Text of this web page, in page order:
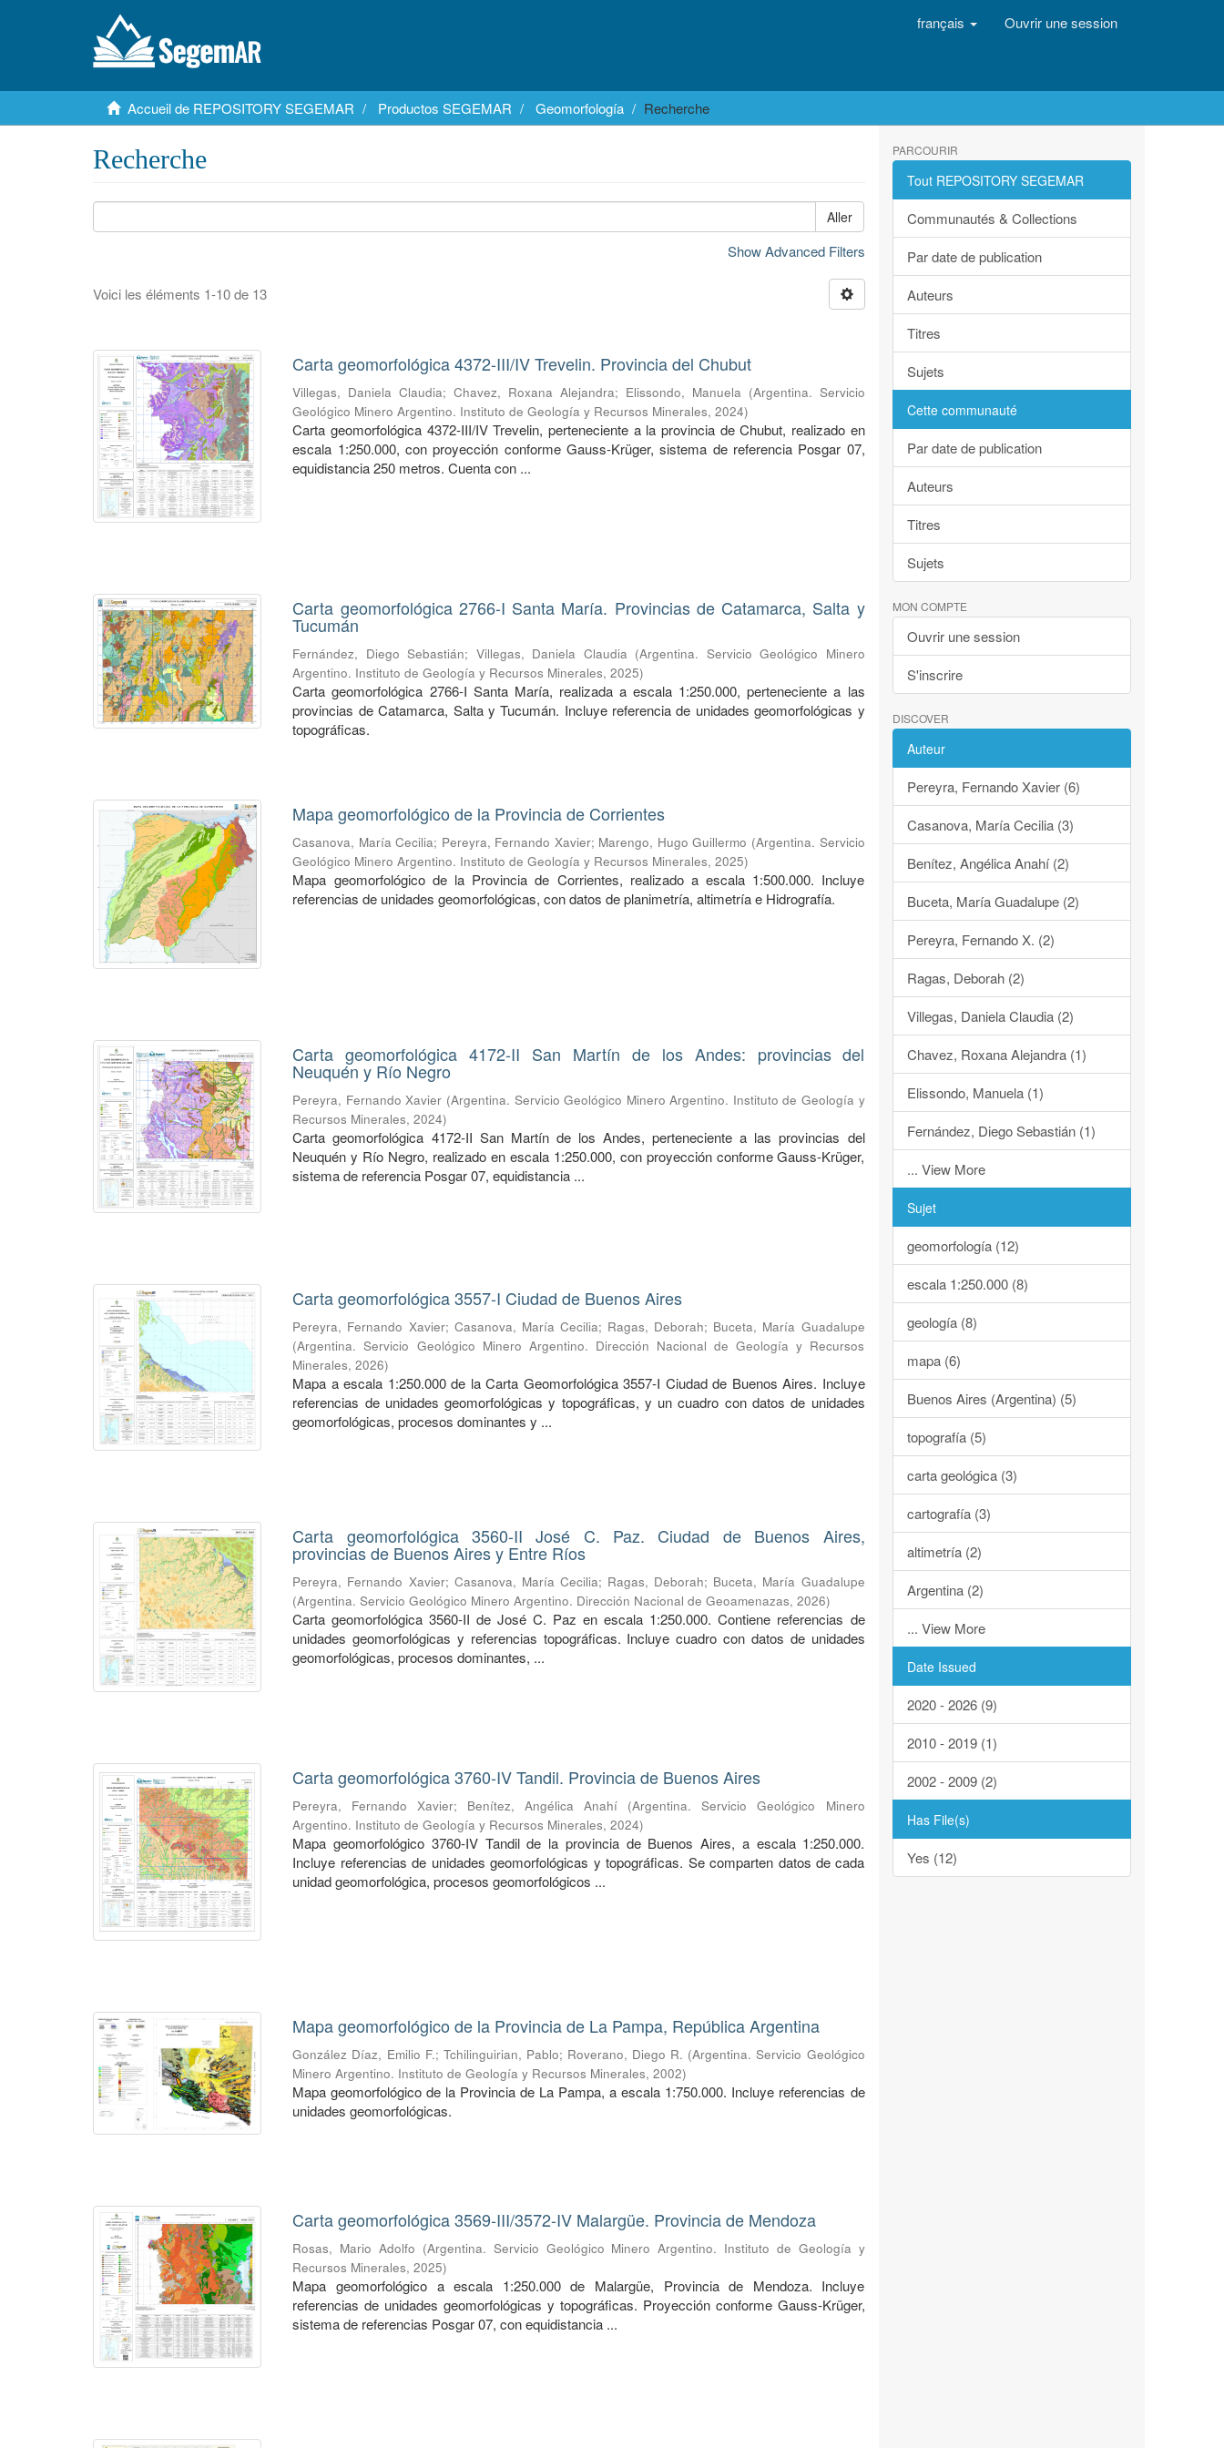
français Ouvrir une session
Accueil de REPOSITORY SEGEMAR Productos SEGEMAR Geomorfología Recherche
Recherche
Aller
Show Advanced Filters
Voici les éléments 1-10 de 13
Carta geomorfológica 4372-III/IV Trevelin. Provincia del Chubut
Villegas, Daniela Claudia;Chavez, Roxana Alejandra; Elissondo, Manuela (Argentina. Servicio
Geológico Minero Argentino. Instituto de Geología y Recursos Minerales,2024)
Carta geomorfológica 4372-III/IV Trevelin, perteneciente a la provincia de Chubut, realizado en
escala 1:250.000, con proyección conforme Gauss-Krüger, sistema de referencia Posgar 07,
equidistancia 250 metros. Cuenta con ...
Carta geomorfológica 2766-I Santa María. Provincias de Catamarca, Salta y
Tucumán
Fernández, Diego Sebastián; Villegas, Daniela Claudia (Argentina. Servicio Geológico Minero
Argentino. Instituto de Geología y Recursos Minerales,2025)
Carta geomorfológica 2766-I Santa María, realizada a escala 1:250.000, perteneciente a las
provincias de Catamarca, Salta y Tucumán. Incluye referencia de unidades geomorfológicas y
topográficas.
Mapa geomorfológico de la Provincia de Corrientes
Casanova, María Cecilia; Pereyra, Fernando Xavier; Marengo, Hugo Guillermo (Argentina. Servicio
Geológico Minero Argentino. Instituto de Geología y Recursos Minerales,2025)
Mapa geomorfológico de la Provincia de Corrientes, realizado a escala 1:500.000. Incluye
referencias de unidades geomorfológicas, con datos de planimetría, altimetría e Hidrografía.
Carta geomorfológica 4172-II San Martín de los Andes: provincias del
Neuquén y Río Negro
Pereyra, Fernando Xavier (Argentina. Servicio Geológico Minero Argentino. Instituto de Geología y
Recursos Minerales,2024)
Carta geomorfológica 4172-II San Martín de los Andes, perteneciente a las provincias del
Neuquén y Río Negro, realizado en escala 1:250.000, con proyección conforme Gauss-Krüger,
sistema de referencia Posgar 07, equidistancia ...
Carta geomorfológica 3557-I Ciudad de Buenos Aires
Pereyra, Fernando Xavier; Casanova, María Cecilia; Ragas, Deborah; Buceta, María Guadalupe
(Argentina. Servicio Geológico Minero Argentino. Dirección Nacional de Geología y Recursos
Minerales,2026)
Mapa a escala 1:250.000 de la Carta Geomorfológica 3557-I Ciudad de Buenos Aires. Incluye
referencias de unidades geomorfológicas y topográficas, y un cuadro con datos de unidades
geomorfológicas, procesos dominantes y ...
Carta geomorfológica 3560-II José C. Paz. Ciudad de Buenos Aires,
provincias de Buenos Aires y Entre Ríos
Pereyra, Fernando Xavier; Casanova, María Cecilia; Ragas, Deborah; Buceta, María Guadalupe
(Argentina. Servicio Geológico Minero Argentino. Dirección Nacional de Geoamenazas,2026)
Carta geomorfológica 3560-II de José C. Paz en escala 1:250.000. Contiene referencias de
unidades geomorfológicas y referencias topográficas. Incluye cuadro con datos de unidades
geomorfológicas, procesos dominantes, ...
Carta geomorfológica 3760-IV Tandil. Provincia de Buenos Aires
Pereyra, Fernando Xavier; Benítez, Angélica Anahí (Argentina. Servicio Geológico Minero
Argentino. Instituto de Geología y Recursos Minerales,2024)
Mapa geomorfológico 3760-IV Tandil de la provincia de Buenos Aires, a escala 1:250.000.
Incluye referencias de unidades geomorfológicas y topográficas. Se comparten datos de cada
unidad geomorfológica, procesos geomorfológicos ...
Mapa geomorfológico de la Provincia de La Pampa, República Argentina
González Díaz, Emilio F.; Tchilinguirian, Pablo; Roverano, Diego R. (Argentina. Servicio Geológico
Minero Argentino. Instituto de Geología y Recursos Minerales,2002)
Mapa geomorfológico de la Provincia de La Pampa, a escala 1:750.000. Incluye referencias de
unidades geomorfológicas.
Carta geomorfológica 3569-III/3572-IV Malargüe. Provincia de Mendoza
Rosas, Mario Adolfo (Argentina. Servicio Geológico Minero Argentino. Instituto de Geología y
Recursos Minerales,2025)
Mapa geomorfológico a escala 1:250.000 de Malargüe, Provincia de Mendoza. Incluye
referencias de unidades geomorfológicas y topográficas. Proyección conforme Gauss-Krüger,
sistema de referencias Posgar 07, con equidistancia ...
PARCOURIR
Tout REPOSITORY SEGEMAR
Communautés & Collections
Par date de publication
Auteurs
Titres
Sujets
Cette communauté
Par date de publication
Auteurs
Titres
Sujets
MON COMPTE
Ouvrir une session
S'inscrire
DISCOVER
Auteur
Pereyra, Fernando Xavier (6)
Casanova, María Cecilia (3)
Benítez, Angélica Anahí (2)
Buceta, María Guadalupe (2)
Pereyra, Fernando X. (2)
Ragas, Deborah (2)
Villegas, Daniela Claudia (2)
Chavez, Roxana Alejandra (1)
Elissondo, Manuela (1)
Fernández, Diego Sebastián (1)
... View More
Sujet
geomorfología (12)
escala 1:250.000 (8)
geología (8)
mapa (6)
Buenos Aires (Argentina) (5)
topografía (5)
carta geológica (3)
cartografía (3)
altimetría (2)
Argentina (2)
... View More
Date Issued
2020 - 2026 (9)
2010 - 2019 (1)
2002 - 2009 (2)
Has File(s)
Yes (12)